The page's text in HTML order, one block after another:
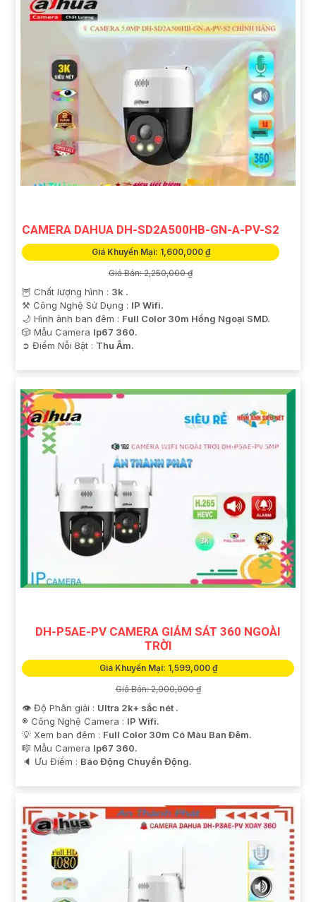
CAMERA DAHUA DH-SD2A500HB-GN-A-PV-S2
Giá Khuyến Mại: 1,600,000 ₫
Giá Bán: 2,250,000 ₫
🦉 Chất lượng hình : 3k .
⚒ Công Nghệ Sử Dụng : IP Wifi.
🌙 Hình ảnh ban đêm : Full Color 30m Hồng Ngoại SMD.
🎲 Mẫu Camera Ip67 360.
️➲ Điểm Nỗi Bật : Thu Âm.
DH-P5AE-PV CAMERA GIÁM SÁT 360 NGOÀI
TRỜI
Giá Khuyến Mại: 1,599,000 ₫
Giá Bán: 2,000,000 ₫
👁 Độ Phân giải : Ultra 2k+ sắc nét .
®️ Công Nghệ Camera : IP Wifi.
💡 Xem ban đêm : Full Color 30m Có Màu Ban Ðêm.
🎼️ Mẫu Camera Ip67 360.
️🔈 Ưu Điểm : Báo Động Chuyển Động.